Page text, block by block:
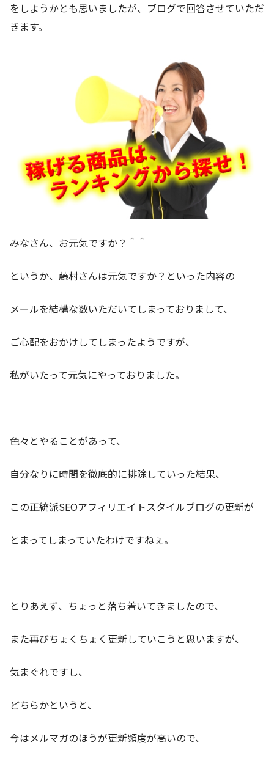
をしようかとも思いましたが、ブログで回答させていただ
きます。
みなさん、お元気ですか？＾＾
というか、藤村さんは元気ですか？といった内容の
メールを結構な数いただいてしまっておりまして、
ご心配をおかけしてしまったようですが、
私がいたって元気にやっておりました。
色々とやることがあって、
自分なりに時間を徹底的に排除していった結果、
この正統派SEOアフィリエイトスタイルブログの更新が
とまってしまっていたわけですねぇ。
とりあえず、ちょっと落ち着いてきましたので、
また再びちょくちょく更新していこうと思いますが、
気まぐれですし、
どちらかというと、
今はメルマガのほうが更新頻度が高いので、